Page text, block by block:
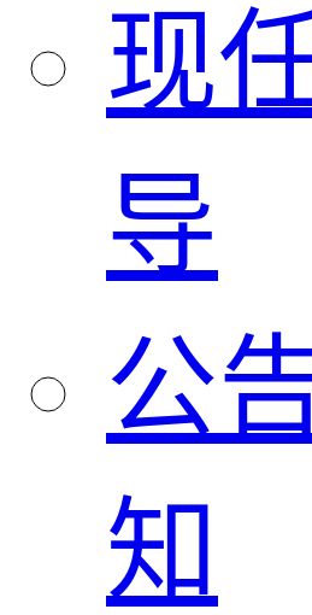
现
导
公
知